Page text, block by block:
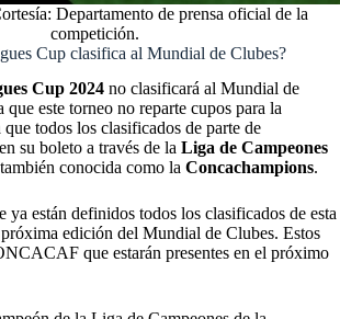
Departamento de prensa oficial de la
competición.
Cup clasifica al Mundial de Clubes?
Cup 2024 no clasificará al Mundial de
que este torneo no reparte cupos para la
todos los clasificados de parte de
su boleto a través de la Liga de Campeones
conocida como la Concachampions.
ya están definidos todos los clasificados de esta
edición del Mundial de Clubes. Estos
que estarán presentes en el próximo